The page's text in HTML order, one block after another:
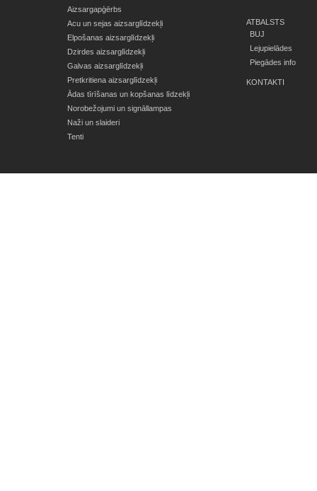
Aizsargapģērbs
Acu un sejas aizsarglīdzekļi
Elpošanas aizsarglīdzekļi
Dzirdes aizsarglīdzekļi
Galvas aizsarglīdzekļi
Pretkritiena aizsarglīdzekļi
Ādas tīrīšanas un kopšanas līdzekļi
Norobežojumi un signāllampas
Naži un slaideri
Tenti
ATBALSTS
BUJ
Lejupielādes
Piegādes info
KONTAKTI